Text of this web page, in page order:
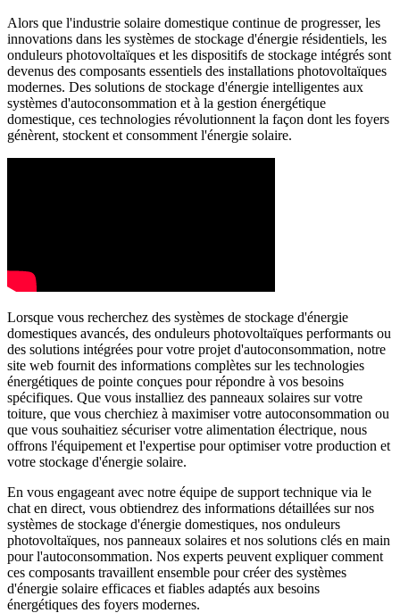
Alors que l'industrie solaire domestique continue de progresser, les
innovations dans les systèmes de stockage d'énergie résidentiels, les
onduleurs photovoltaïques et les dispositifs de stockage intégrés sont
devenus des composants essentiels des installations photovoltaïques
modernes. Des solutions de stockage d'énergie intelligentes aux
systèmes d'autoconsommation et à la gestion énergétique
domestique, ces technologies révolutionnent la façon dont les foyers
génèrent, stockent et consomment l'énergie solaire.
Lorsque vous recherchez des systèmes de stockage d'énergie
domestiques avancés, des onduleurs photovoltaïques performants ou
des solutions intégrées pour votre projet d'autoconsommation, notre
site web fournit des informations complètes sur les technologies
énergétiques de pointe conçues pour répondre à vos besoins
spécifiques. Que vous installiez des panneaux solaires sur votre
toiture, que vous cherchiez à maximiser votre autoconsommation ou
que vous souhaitiez sécuriser votre alimentation électrique, nous
offrons l'équipement et l'expertise pour optimiser votre production et
votre stockage d'énergie solaire.
En vous engageant avec notre équipe de support technique via le
chat en direct, vous obtiendrez des informations détaillées sur nos
systèmes de stockage d'énergie domestiques, nos onduleurs
photovoltaïques, nos panneaux solaires et nos solutions clés en main
pour l'autoconsommation. Nos experts peuvent expliquer comment
ces composants travaillent ensemble pour créer des systèmes
d'énergie solaire efficaces et fiables adaptés aux besoins
énergétiques des foyers modernes.